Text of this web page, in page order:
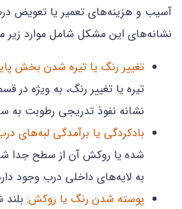
آسیب و هزینه‌های تعمیر یا تعویض
نشانه‌های این مشکل شامل موارد زیر
تغییر رنگ یا تیره شدن بخش
تیره یا تغییر رنگ، به ویژه در
نشانه نفوذ تدریجی رطوبت به
بادکردگی یا برآمدگی لبه‌های
شده یا روکش آن از سطح جدا
به لایه‌های داخلی درب وجود
پوسته شدن رنگ یا روکش: